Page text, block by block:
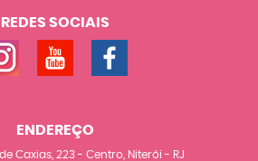
REDES SOCIAIS
ENDEREÇO
Caxias, 223- Centro, Niterói - RJ